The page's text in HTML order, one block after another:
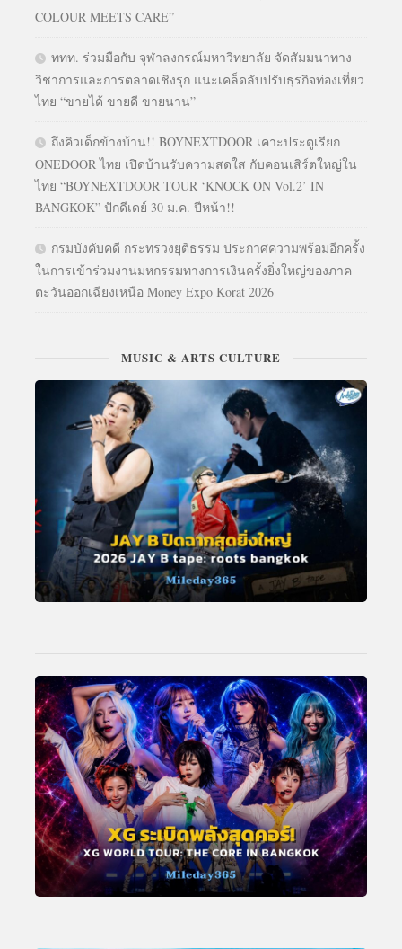
COLOUR MEETS CARE”
ททท. ร่วมมือกับ จุฬาลงกรณ์มหาวิทยาลัย จัดสัมมนาทาง
วิชาการและการตลาดเชิงรุก แนะเคล็ดลับปรับธุรกิจท่องเที่ยว
ไทย “ขายได้ ขายดี ขายนาน”
ถึงคิวเด็กข้างบ้าน!! BOYNEXTDOOR เคาะประตูเรียก
ONEDOOR ไทย เปิดบ้านรับความสดใส กับคอนเสิร์ตใหญ่ใน
ไทย “BOYNEXTDOOR TOUR ‘KNOCK ON Vol.2’ IN
BANGKOK” ปักดีเดย์ 30 ม.ค. ปีหน้า!!
กรมบังคับคดี กระทรวงยุติธรรม ประกาศความพร้อมอีกครั้ง
ในการเข้าร่วมงานมหกรรมทางการเงินครั้งยิ่งใหญ่ของภาค
ตะวันออกเฉียงเหนือ Money Expo Korat 2026
MUSIC & ARTS CULTURE